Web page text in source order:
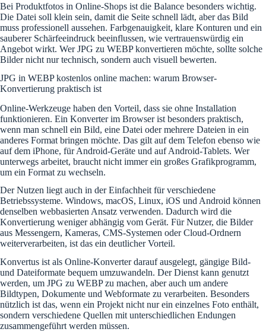
Bei Produktfotos in Online-Shops ist die Balance besonders wichtig.
Die Datei soll klein sein, damit die Seite schnell lädt, aber das Bild
muss professionell aussehen. Farbgenauigkeit, klare Konturen und ein
sauberer Schärfeeindruck beeinflussen, wie vertrauenswürdig ein
Angebot wirkt. Wer JPG zu WEBP konvertieren möchte, sollte solche
Bilder nicht nur technisch, sondern auch visuell bewerten.
JPG in WEBP kostenlos online machen: warum Browser-
Konvertierung praktisch ist
Online-Werkzeuge haben den Vorteil, dass sie ohne Installation
funktionieren. Ein Konverter im Browser ist besonders praktisch,
wenn man schnell ein Bild, eine Datei oder mehrere Dateien in ein
anderes Format bringen möchte. Das gilt auf dem Telefon ebenso wie
auf dem iPhone, für Android-Geräte und auf Android-Tablets. Wer
unterwegs arbeitet, braucht nicht immer ein großes Grafikprogramm,
um ein Format zu wechseln.
Der Nutzen liegt auch in der Einfachheit für verschiedene
Betriebssysteme. Windows, macOS, Linux, iOS und Android können
denselben webbasierten Ansatz verwenden. Dadurch wird die
Konvertierung weniger abhängig vom Gerät. Für Nutzer, die Bilder
aus Messengern, Kameras, CMS-Systemen oder Cloud-Ordnern
weiterverarbeiten, ist das ein deutlicher Vorteil.
Konvertus ist als Online-Konverter darauf ausgelegt, gängige Bild-
und Dateiformate bequem umzuwandeln. Der Dienst kann genutzt
werden, um JPG zu WEBP zu machen, aber auch um andere
Bildtypen, Dokumente und Webformate zu verarbeiten. Besonders
nützlich ist das, wenn ein Projekt nicht nur ein einzelnes Foto enthält,
sondern verschiedene Quellen mit unterschiedlichen Endungen
zusammengeführt werden müssen.